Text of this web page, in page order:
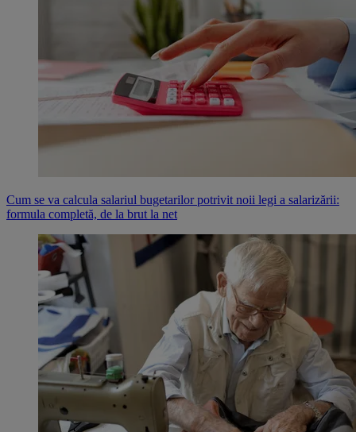
Cum se va calcula salariul bugetarilor potrivit noii legi a salarizării:
formula completă, de la brut la net